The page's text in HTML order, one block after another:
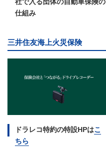
社で入る団体の自動車保険の
仕組み
三井住友海上火災保険
ドラレコ特約の特設HPはこ
ちら